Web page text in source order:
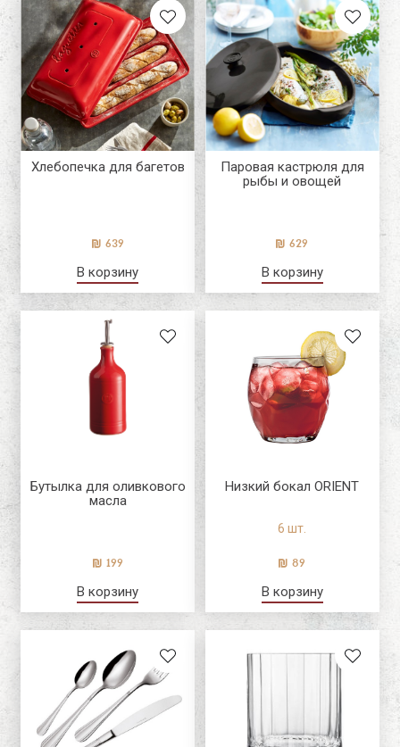
Хлебопечка для багетов
639
В корзину
Паровая кастрюля для
рыбы и овощей
629
В корзину
Бутылка для оливкового
масла
199
В корзину
Низкий бокал ORIENT
6 шт.
89
В корзину